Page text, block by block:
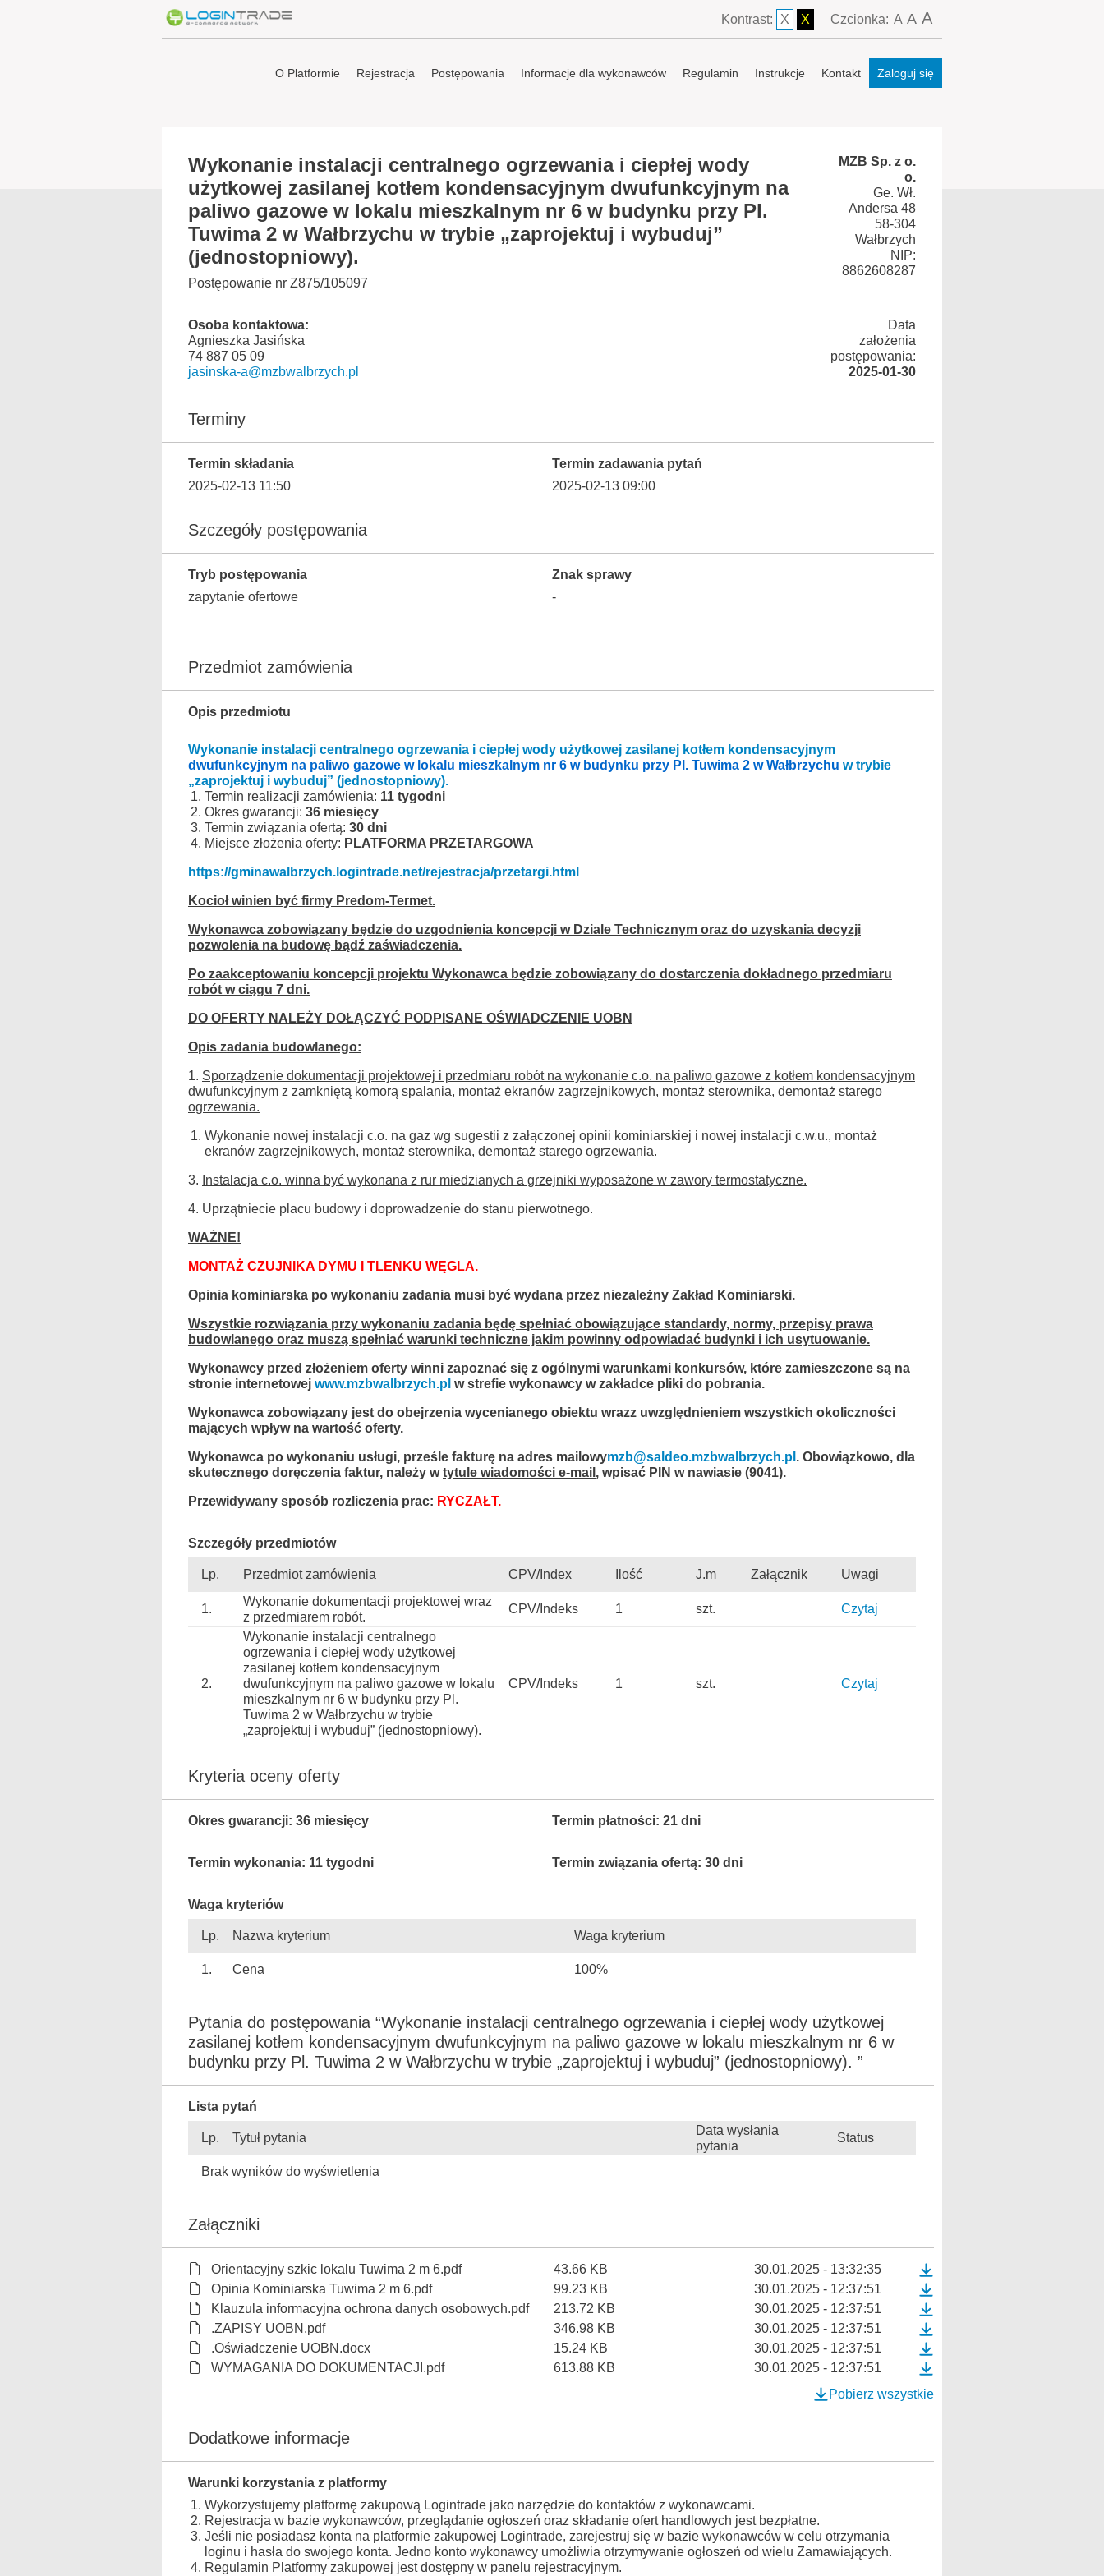
Kontrast: X X Czcionka: A A A
O Platformie Rejestracja Postępowania Informacje dla wykonawców Regulamin Instrukcje Kontakt Zaloguj się
Wykonanie instalacji centralnego ogrzewania i ciepłej wody
użytkowej zasilanej kotłem kondensacyjnym dwufunkcyjnym na
paliwo gazowe w lokalu mieszkalnym nr 6 w budynku przy Pl.
Tuwima 2 w Wałbrzychu w trybie „zaprojektuj i wybuduj”
(jednostopniowy).
Postępowanie nr Z875/105097
Osoba kontaktowa:
Agnieszka Jasińska
74 887 05 09
jasinska-a@mzbwalbrzych.pl
MZB Sp. z o.
o.
Ge. Wł.
Andersa 48
58-304
Wałbrzych
NIP:
8862608287
Data
założenia
postępowania:
2025-01-30
Terminy
Termin składania
2025-02-13 11:50
Termin zadawania pytań
2025-02-13 09:00
Szczegóły postępowania
Tryb postępowania
zapytanie ofertowe
Znak sprawy
-
Przedmiot zamówienia
Opis przedmiotu
Wykonanie instalacji centralnego ogrzewania i ciepłej wody użytkowej zasilanej kotłem kondensacyjnym
dwufunkcyjnym na paliwo gazowe w lokalu mieszkalnym nr 6 w budynku przy Pl. Tuwima 2 w Wałbrzychu w trybie
„zaprojektuj i wybuduj” (jednostopniowy).
Termin realizacji zamówienia: 11 tygodni
Okres gwarancji: 36 miesięcy
Termin związania ofertą: 30 dni
Miejsce złożenia oferty: PLATFORMA PRZETARGOWA
https://gminawalbrzych.logintrade.net/rejestracja/przetargi.html
Kocioł winien być firmy Predom-Termet.
Wykonawca zobowiązany będzie do uzgodnienia koncepcji w Dziale Technicznym oraz do uzyskania decyzji
pozwolenia na budowę bądź zaświadczenia.
Po zaakceptowaniu koncepcji projektu Wykonawca będzie zobowiązany do dostarczenia dokładnego przedmiaru
robót w ciągu 7 dni.
DO OFERTY NALEŻY DOŁĄCZYĆ PODPISANE OŚWIADCZENIE UOBN
Opis zadania budowlanego:
1. Sporządzenie dokumentacji projektowej i przedmiaru robót na wykonanie c.o. na paliwo gazowe z kotłem kondensacyjnym
dwufunkcyjnym z zamkniętą komorą spalania, montaż ekranów zagrzejnikowych, montaż sterownika, demontaż starego
ogrzewania.
Wykonanie nowej instalacji c.o. na gaz wg sugestii z załączonej opinii kominiarskiej i nowej instalacji c.w.u., montaż
ekranów zagrzejnikowych, montaż sterownika, demontaż starego ogrzewania.
3. Instalacja c.o. winna być wykonana z rur miedzianych a grzejniki wyposażone w zawory termostatyczne.
4. Uprzątniecie placu budowy i doprowadzenie do stanu pierwotnego.
WAŻNE!
MONTAŻ CZUJNIKA DYMU I TLENKU WĘGLA.
Opinia kominiarska po wykonaniu zadania musi być wydana przez niezależny Zakład Kominiarski.
Wszystkie rozwiązania przy wykonaniu zadania będę spełniać obowiązujące standardy, normy, przepisy prawa
budowlanego oraz muszą spełniać warunki techniczne jakim powinny odpowiadać budynki i ich usytuowanie.
Wykonawcy przed złożeniem oferty winni zapoznać się z ogólnymi warunkami konkursów, które zamieszczone są na
stronie internetowej www.mzbwalbrzych.pl w strefie wykonawcy w zakładce pliki do pobrania.
Wykonawca zobowiązany jest do obejrzenia wycenianego obiektu wrazz uwzględnieniem wszystkich okoliczności
mających wpływ na wartość oferty.
Wykonawca po wykonaniu usługi, prześle fakturę na adres mailowymzb@saldeo.mzbwalbrzych.pl . Obowiązkowo, dla
skutecznego doręczenia faktur, należy wtytule wiadomości e-mail , wpisać PIN w nawiasie (9041).
Przewidywany sposób rozliczenia prac: RYCZAŁT.
Szczegóły przedmiotów
Lp. Przedmiot zamówienia CPV/Index Ilość J.m Załącznik Uwagi
1.
Wykonanie dokumentacji projektowej wraz
z przedmiarem robót.
CPV/Indeks 1 szt. Czytaj
2.
Wykonanie instalacji centralnego
ogrzewania i ciepłej wody użytkowej
zasilanej kotłem kondensacyjnym
dwufunkcyjnym na paliwo gazowe w lokalu
mieszkalnym nr 6 w budynku przy Pl.
Tuwima 2 w Wałbrzychu w trybie
„zaprojektuj i wybuduj” (jednostopniowy).
CPV/Indeks 1 szt. Czytaj
Kryteria oceny oferty
Okres gwarancji: 36 miesięcy Termin płatności: 21 dni
Termin wykonania: 11 tygodni Termin związania ofertą: 30 dni
Waga kryteriów
Lp. Nazwa kryterium Waga kryterium
1. Cena 100%
Pytania do postępowania “Wykonanie instalacji centralnego ogrzewania i ciepłej wody użytkowej
zasilanej kotłem kondensacyjnym dwufunkcyjnym na paliwo gazowe w lokalu mieszkalnym nr 6 w
budynku przy Pl. Tuwima 2 w Wałbrzychu w trybie „zaprojektuj i wybuduj” (jednostopniowy). ”
Lista pytań
Lp. Tytuł pytania
Data wysłania
pytania
Status
Brak wyników do wyświetlenia
Załączniki
Orientacyjny szkic lokalu Tuwima 2 m 6.pdf 43.66 KB
30.01.2025 - 13:32:35
Opinia Kominiarska Tuwima 2 m 6.pdf
99.23 KB
30.01.2025 - 12:37:51
Klauzula informacyjna ochrona danych osobowych.pdf
213.72 KB
30.01.2025 - 12:37:51
.ZAPISY UOBN.pdf
346.98 KB
30.01.2025 - 12:37:51
.Oświadczenie UOBN.docx
15.24 KB
30.01.2025 - 12:37:51
WYMAGANIA DO DOKUMENTACJI.pdf
613.88 KB
30.01.2025 - 12:37:51
Pobierz wszystkie
Dodatkowe informacje
Warunki korzystania z platformy
Wykorzystujemy platformę zakupową Logintrade jako narzędzie do kontaktów z wykonawcami.
Rejestracja w bazie wykonawców, przeglądanie ogłoszeń oraz składanie ofert handlowych jest bezpłatne.
Jeśli nie posiadasz konta na platformie zakupowej Logintrade, zarejestruj się w bazie wykonawców w celu otrzymania
loginu i hasła do swojego konta. Jedno konto wykonawcy umożliwia otrzymywanie ogłoszeń od wielu Zamawiających.
Regulamin Platformy zakupowej jest dostępny w panelu rejestracyjnym.